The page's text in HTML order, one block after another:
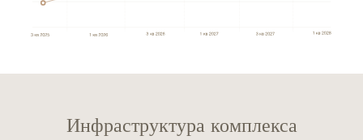
Инфраструктура комплекса